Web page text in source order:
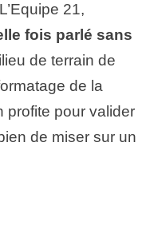
21,
fois parlé sans
de terrain de
de la
profite pour valider
de miser sur un